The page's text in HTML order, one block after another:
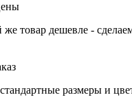
же товар дешевле -
размеры и